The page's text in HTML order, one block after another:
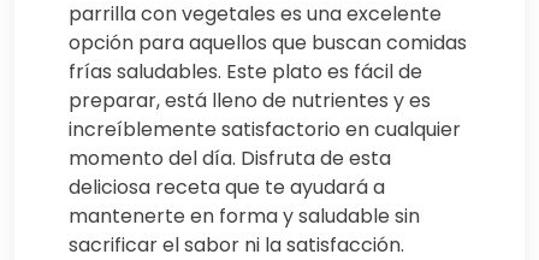
parrilla con vegetales es una excelente
opción para aquellos que buscan comidas
frías saludables. Este plato es fácil de
preparar, está lleno de nutrientes y es
increíblemente satisfactorio en cualquier
momento del día. Disfruta de esta
deliciosa receta que te ayudará a
mantenerte en forma y saludable sin
sacrificar el sabor ni la satisfacción.